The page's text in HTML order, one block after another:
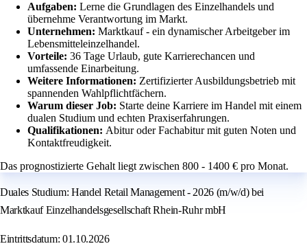
Aufgaben: Lerne die Grundlagen des Einzelhandels und
übernehme Verantwortung im Markt.
Unternehmen: Marktkauf - ein dynamischer Arbeitgeber im
Lebensmitteleinzelhandel.
Vorteile: 36 Tage Urlaub, gute Karrierechancen und
umfassende Einarbeitung.
Weitere Informationen: Zertifizierter Ausbildungsbetrieb mit
spannenden Wahlpflichtfächern.
Warum dieser Job: Starte deine Karriere im Handel mit einem
dualen Studium und echten Praxiserfahrungen.
Qualifikationen: Abitur oder Fachabitur mit guten Noten und
Kontaktfreudigkeit.
Das prognostizierte Gehalt liegt zwischen 800 - 1400 € pro Monat.
Duales Studium: Handel Retail Management - 2026 (m/w/d) bei
Marktkauf Einzelhandelsgesellschaft Rhein-Ruhr mbH
Eintrittsdatum: 01.10.2026